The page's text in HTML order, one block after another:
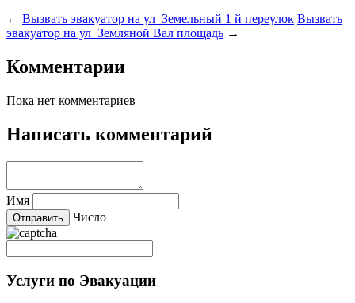
← Вызвать эвакуатор на ул Земельный 1 й переулок Вызвать
эвакуатор на ул Земляной Вал площадь →
Комментарии
Пока нет комментариев
Написать комментарий
Имя
Число
Услуги по Эвакуации